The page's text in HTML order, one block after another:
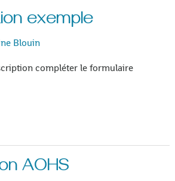
exemple
Blouin
compléter le formulaire
AOHS